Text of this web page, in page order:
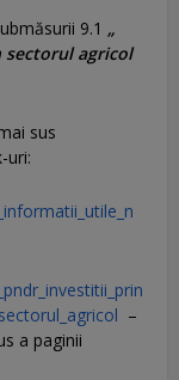
9.1 „
agricol
sus
uri:
–
a paginii